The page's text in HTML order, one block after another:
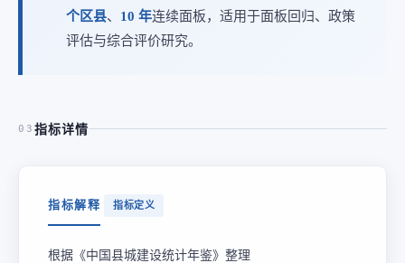
个区县、 10 年连续面板，适用于面板回归、政策
评估与综合评价研究。
03 指标详情
指标解释 指标定义
根据《中国县城建设统计年鉴》整理